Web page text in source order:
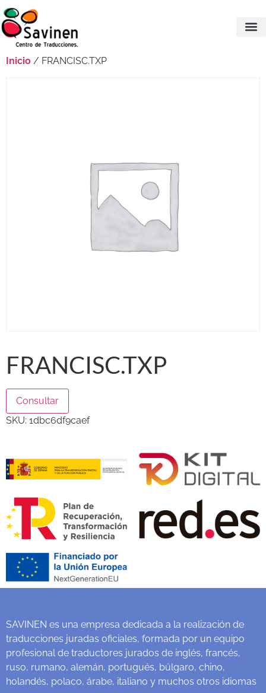
Inicio / FRANCISC.TXP
FRANCISC.TXP
Consultar
SKU: 1dbc6df9caef
SAVINEN es una empresa dedicada a la realización de
traducciones juradas oficiales, formada por un equipo
profesional de traductores jurados de inglés, francés,
ruso, rumano, alemán, portugués, búlgaro, chino,
holandés, polaco, árabe, italiano y muchos otros idiomas